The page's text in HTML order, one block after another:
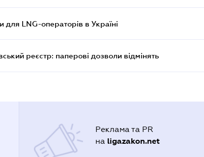
для LNG-операторів в Україні
реєстр: паперові дозволи відмінять
Реклама та PR
на ligazakon.net